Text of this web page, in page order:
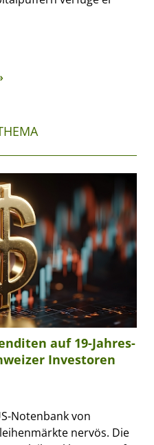
auf 19-Jahres-
Investoren
Notenbank von
nervös. Die